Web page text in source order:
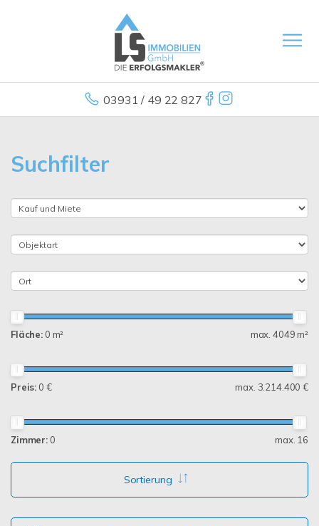
03931 / 49 22 827
Suchfilter
Fläche: 0 m² max. 4049 m²
Preis: 0 € max. 3.214.400 €
Zimmer: 0 max. 16
Sortierung